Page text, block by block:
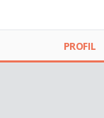
PROFIL